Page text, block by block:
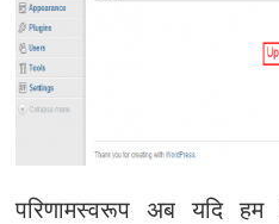
परिणामस्वरूप अब यदि हम